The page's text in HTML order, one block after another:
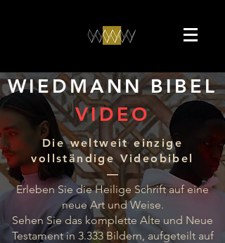
WIEDMANN BIBEL
VIDEO
Die weltweit einzige
vollständige Videobibel
––
Erleben Sie die Heilige Schrift auf eine
neue Art und Weise.
Sehen Sie das komplette Alte und Neue
Testament in 3.333 Bildern, aufgeteilt auf